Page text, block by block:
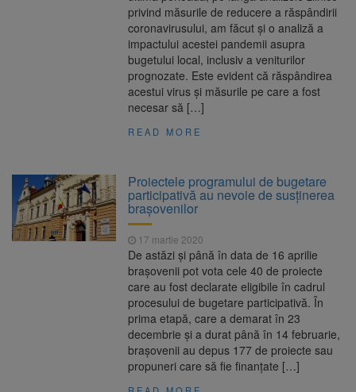
privind măsurile de reducere a răspândirii
coronavirusului, am făcut și o analiză a
impactului acestei pandemii asupra
bugetului local, inclusiv a veniturilor
prognozate. Este evident că răspândirea
acestui virus și măsurile pe care a fost
necesar să […]
READ MORE
Proiectele programului de bugetare
participativă au nevoie de susținerea
brașovenilor
17 martie 2020
De astăzi și până în data de 16 aprilie
brașovenii pot vota cele 40 de proiecte
care au fost declarate eligibile în cadrul
procesului de bugetare participativă. În
prima etapă, care a demarat în 23
decembrie și a durat până în 14 februarie,
brașovenii au depus 177 de proiecte sau
propuneri care să fie finanțate […]